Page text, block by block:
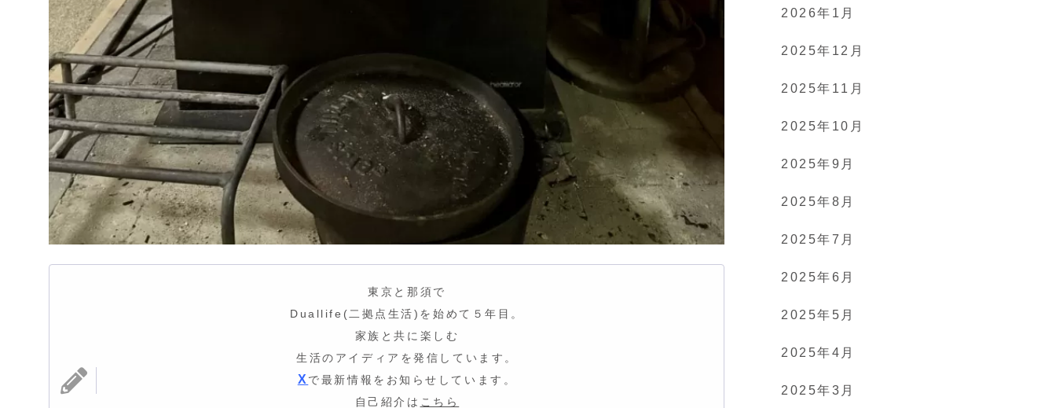
東京と那須で
Duallife(二拠点生活)を始めて５年目。
家族と共に楽しむ
生活のアイディア を発信しています。
X で最新情報をお知らせしています。
自己紹介は こちら
2026年1月
2025年12月
2025年11月
2025年10月
2025年9月
2025年8月
2025年7月
2025年6月
2025年5月
2025年4月
2025年3月